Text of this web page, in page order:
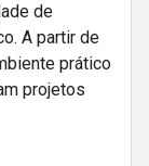
de
A partir de
prático
projetos